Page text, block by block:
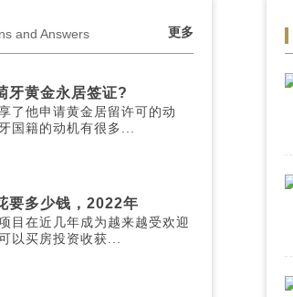
and Answers 更多
牙黄金永居签证?
了他申请黄金居留许可的动
国籍的动机有很多...
要多少钱，2022年
目在近几年成为越来越受欢迎
以买房投资收获...